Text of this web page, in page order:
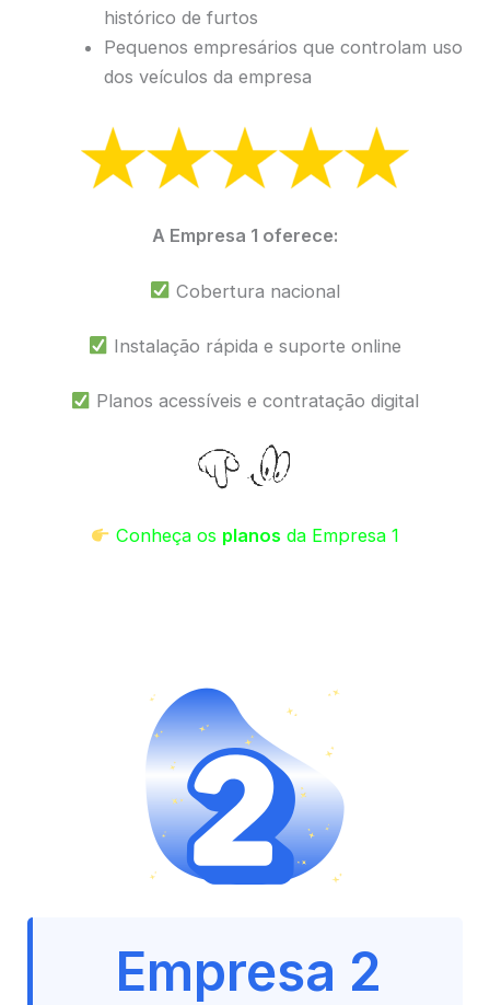
histórico de furtos
Pequenos empresários que controlam uso
dos veículos da empresa
A Empresa 1 oferece:
Cobertura nacional
Instalação rápida e suporte online
Planos acessíveis e contratação digital
Conheça os planos da Empresa 1
Empresa 2